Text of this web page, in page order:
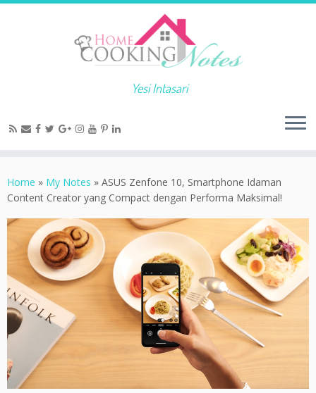
Yesi Intasari
Home » My Notes » ASUS Zenfone 10, Smartphone Idaman
Content Creator yang Compact dengan Performa Maksimal!